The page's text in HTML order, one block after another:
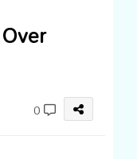
0